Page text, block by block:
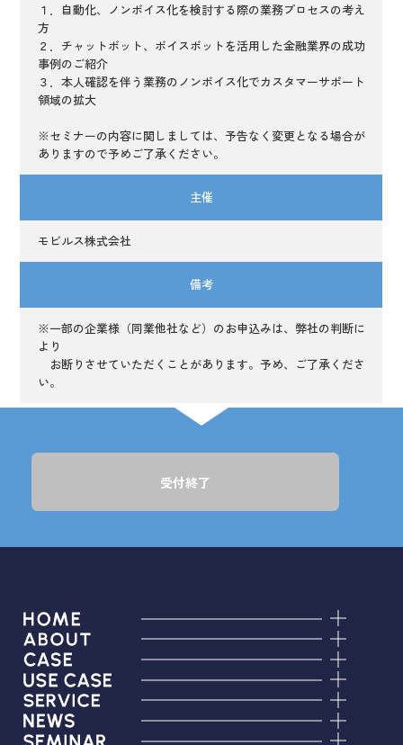
１．自動化、ノンボイス化を検討する際の業務プロセスの考え
方
２．チャットボット、ボイスボットを活用した金融業界の成功
事例のご紹介
３．本人確認を伴う業務のノンボイス化でカスタマーサポート
領域の拡大
※セミナーの内容に関しましては、予告なく変更となる場合が
ありますので予めご了承ください。
主催
モビルス株式会社
備考
※一部の企業様（同業他社など）のお申込みは、弊社の判断に
より
お断りさせていただくことがあります。予め、ご了承くださ
い。
受付終了